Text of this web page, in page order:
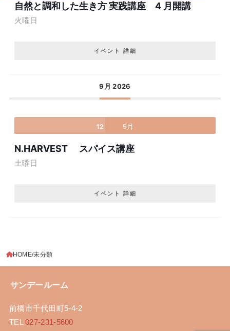
自然と調和した生き方 実践講座 4 月開講
火曜日
イベント 詳細
9月 2026
12 9月
N.HARVEST スパイス講座
土曜日
イベント 詳細
HOME 未分類
サンデールーム
前橋市千代田町5-4-2
TEL027-231-5600